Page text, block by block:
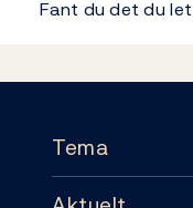
Fant du det du
Tema